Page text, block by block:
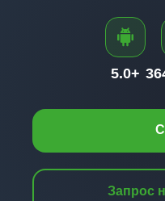
Запрос
5.0+